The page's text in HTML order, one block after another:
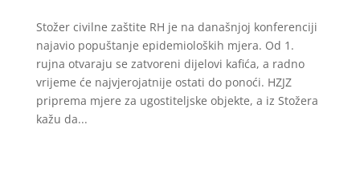
Stožer civilne zaštite RH je na današnjoj konferenciji
najavio popuštanje epidemioloških mjera. Od 1.
rujna otvaraju se zatvoreni dijelovi kafića, a radno
vrijeme će najvjerojatnije ostati do ponoći. HZJZ
priprema mjere za ugostiteljske objekte, a iz Stožera
kažu da...